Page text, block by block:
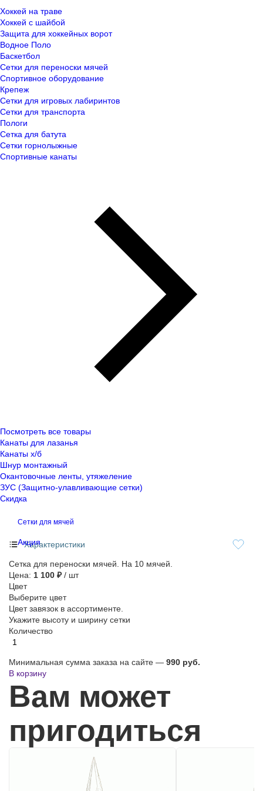
Хоккей на траве
Хоккей с шайбой
Защита для хоккейных ворот
Водное Поло
Баскетбол
Сетки для переноски мячей
Спортивное оборудование
Крепеж
Сетки для игровых лабиринтов
Сетки для транспорта
Пологи
Сетка для батута
Сетки горнолыжные
Спортивные канаты
Посмотреть все товары
Канаты для лазанья
Канаты х/б
Шнур монтажный
Окантовочные ленты, утяжеление
ЗУС (Защитно-улавливающие сетки)
Скидка
Сетки для мячей
Акция
Характеристики
Сетка для переноски мячей. На 10 мячей.
Цена: 1 100 ₽/ шт
Цвет
Выберите цвет
Цвет завязок в ассортименте.
Укажите высоту и ширину сетки
Количество
Минимальная сумма заказа на сайте — 990 руб.
В корзину
Вам может
пригодиться